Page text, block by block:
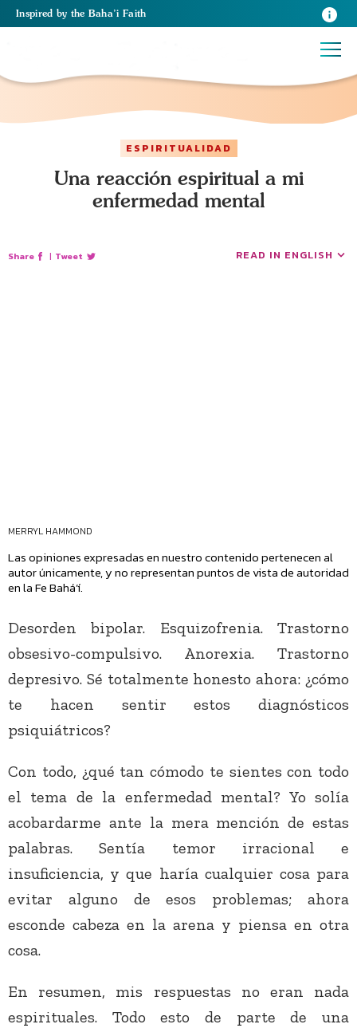
Inspired by the Baha’i Faith
ESPIRITUALIDAD
Una reacción espiritual a mi
enfermedad mental
Share | Tweet READ IN ENGLISH
MERRYL HAMMOND
Las opiniones expresadas en nuestro contenido pertenecen al
autor únicamente, y no representan puntos de vista de autoridad
en la Fe Bahá’í.
Desorden bipolar. Esquizofrenia. Trastorno
obsesivo-compulsivo. Anorexia. Trastorno
depresivo. Sé totalmente honesto ahora: ¿cómo
te hacen sentir estos diagnósticos
psiquiátricos?
Con todo, ¿qué tan cómodo te sientes con todo
el tema de la enfermedad mental? Yo solía
acobardarme ante la mera mención de estas
palabras. Sentía temor irracional e
insuficiencia, y que haría cualquier cosa para
evitar alguno de esos problemas; ahora
esconde cabeza en la arena y piensa en otra
cosa.
En resumen, mis respuestas no eran nada
espirituales. Todo esto de parte de una